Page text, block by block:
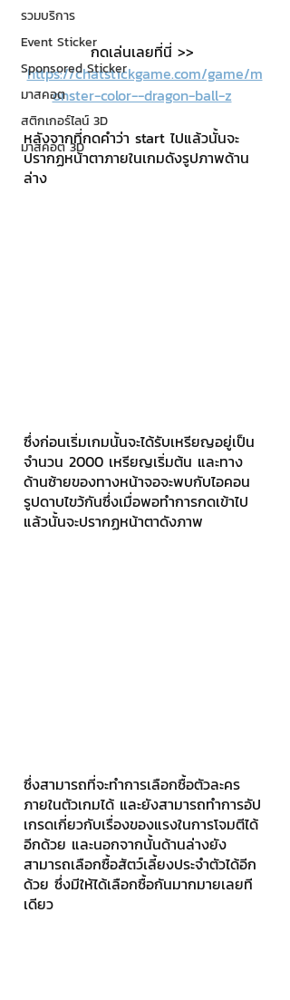
รวมบริการ
Event Sticker
Sponsored Sticker
มาสคอต
สติกเกอร์ไลน์ 3D
มาสคอต 3D
กดเล่นเลยที่นี่ >>
https://chatstickgame.com/game/m
onster-color--dragon-ball-z
หลังจากที่กดคำว่า start ไปแล้วนั้นจะ
ปรากฏหน้าตาภายในเกมดังรูปภาพด้าน
ล่าง
ซึ่งก่อนเริ่มเกมนั้นจะได้รับเหรียญอยู่เป็น
จำนวน 2000 เหรียญเริ่มต้น และทาง
ด้านซ้ายของทางหน้าจอจะพบกับไอคอน
รูปดาบไขว้กันซึ่งเมื่อพอทำการกดเข้าไป
แล้วนั้นจะปรากฏหน้าตาดังภาพ
ซึ่งสามารถที่จะทำการเลือกซื้อตัวละคร
ภายในตัวเกมได้ และยังสามารถทำการอัป
เกรดเกี่ยวกับเรื่องของแรงในการโจมตีได้
อีกด้วย และนอกจากนั้นด้านล่างยัง
สามารถเลือกซื้อสัตว์เลี้ยงประจำตัวได้อีก
ด้วย ซึ่งมีให้ได้เลือกซื้อกันมากมายเลยที
เดียว